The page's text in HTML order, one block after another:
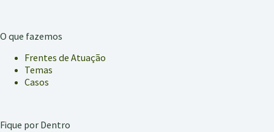
O que fazemos
Frentes de Atuação
Temas
Casos
Fique por Dentro